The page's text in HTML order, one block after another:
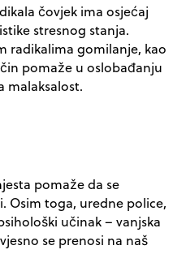
čovjek ima osjećaj
stresnog stanja.
radikalima gomilanje, kao
pomaže u oslobađanju
malaksalost.
pomaže da se
Osim toga, uredne police,
učinak – vanjska
se prenosi na naš